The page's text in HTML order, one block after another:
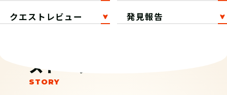
クエストレビュー
発見報告
ストーリー